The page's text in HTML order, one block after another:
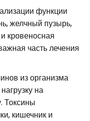
функции
желчный пузырь,
кровеносная
часть лечения
из организма
на
Токсины
кишечник и